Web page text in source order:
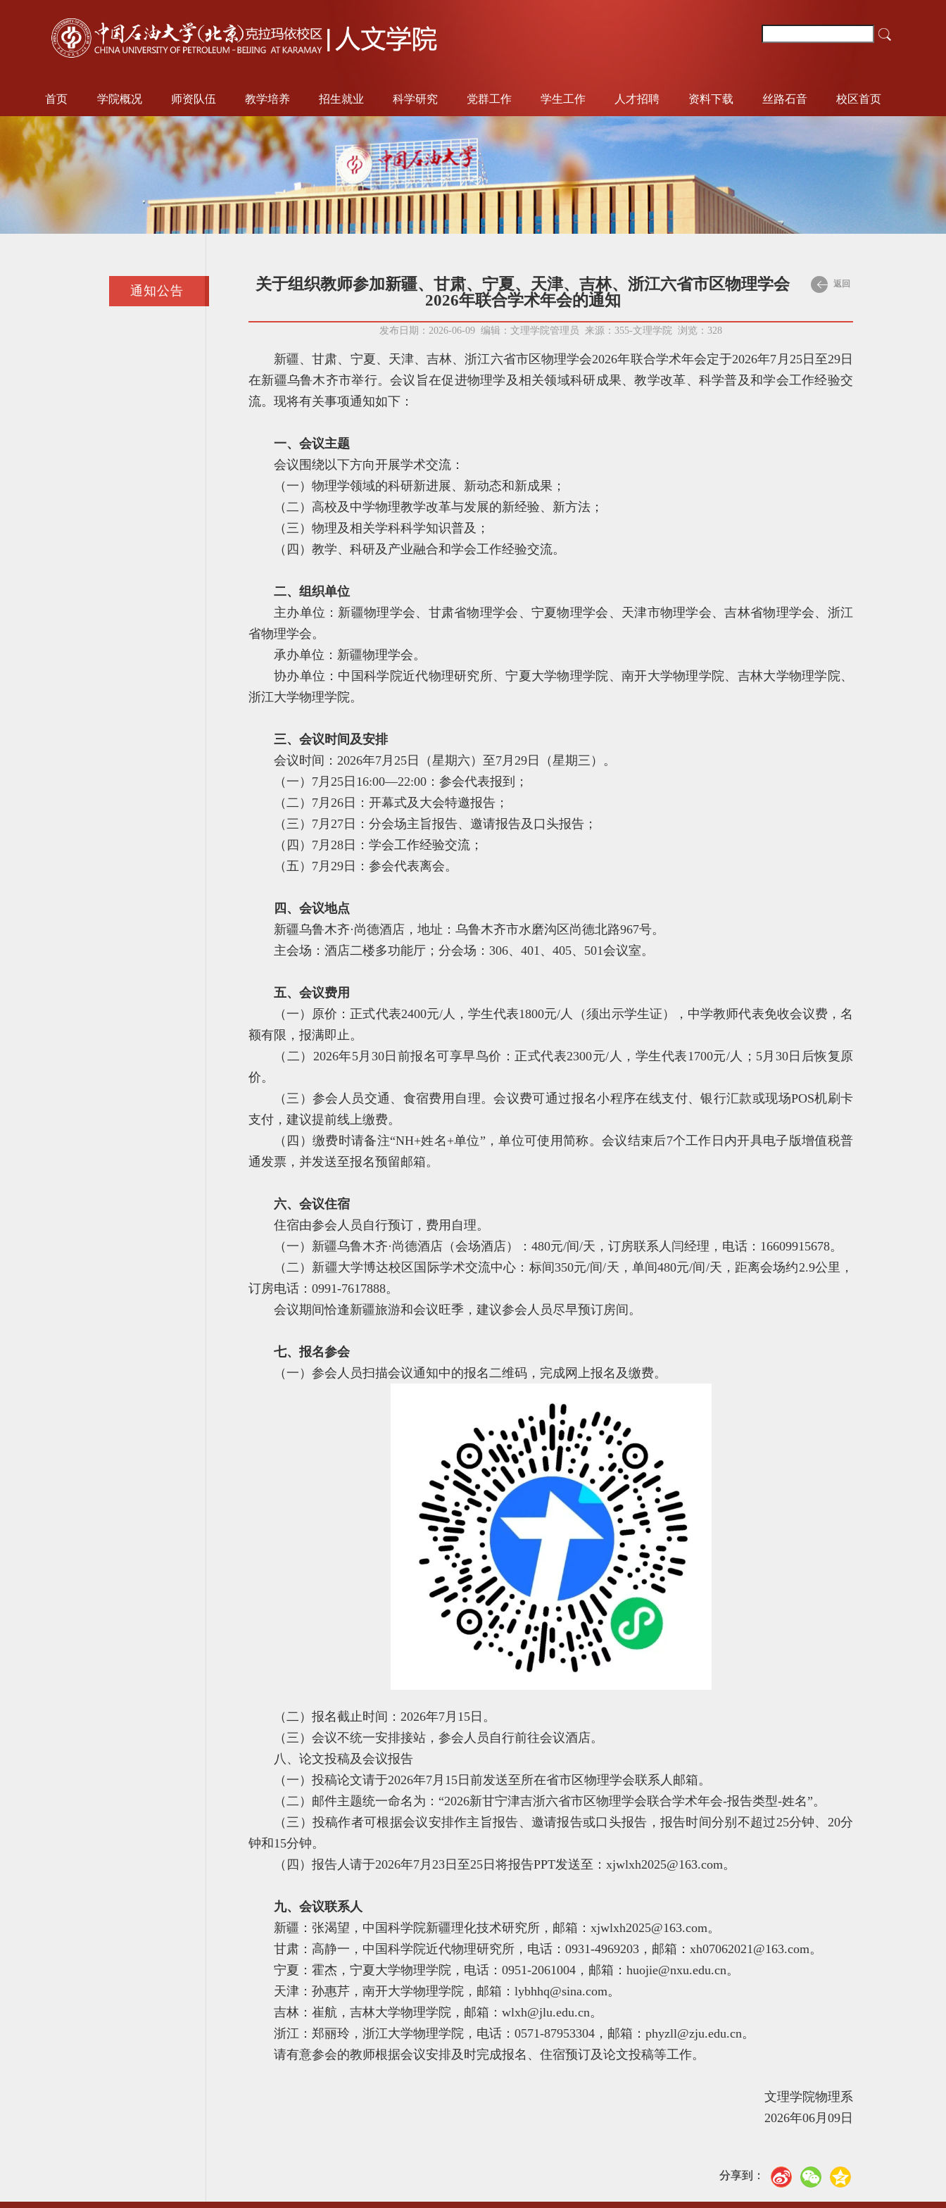
首页 学院概况 师资队伍 教学培养 招生就业 科学研究 党群工作 学生工作 人才招聘 资料下载 丝路石音 校区首页
通知公告
关于组织教师参加新疆、甘肃、宁夏、天津、吉林、浙江六省市区物理学会
2026年联合学术年会的通知
返回
发布日期：2026-06-09 编辑：文理学院管理员 来源：355-文理学院 浏览： 328
新疆、甘肃、宁夏、天津、吉林、浙江六省市区物理学会2026年联合学术年会定于2026年7月25日至29日
在新疆乌鲁木齐市举行。会议旨在促进物理学及相关领域科研成果、教学改革、科学普及和学会工作经验交
流。现将有关事项通知如下：
一、会议主题
会议围绕以下方向开展学术交流：
（一）物理学领域的科研新进展、新动态和新成果；
（二）高校及中学物理教学改革与发展的新经验、新方法；
（三）物理及相关学科科学知识普及；
（四）教学、科研及产业融合和学会工作经验交流。
二、组织单位
主办单位：新疆物理学会、甘肃省物理学会、宁夏物理学会、天津市物理学会、吉林省物理学会、浙江
省物理学会。
承办单位：新疆物理学会。
协办单位：中国科学院近代物理研究所、宁夏大学物理学院、南开大学物理学院、吉林大学物理学院、
浙江大学物理学院。
三、会议时间及安排
会议时间：2026年7月25日（星期六）至7月29日（星期三）。
（一）7月25日16:00—22:00：参会代表报到；
（二）7月26日：开幕式及大会特邀报告；
（三）7月27日：分会场主旨报告、邀请报告及口头报告；
（四）7月28日：学会工作经验交流；
（五）7月29日：参会代表离会。
四、会议地点
新疆乌鲁木齐·尚德酒店，地址：乌鲁木齐市水磨沟区尚德北路967号。
主会场：酒店二楼多功能厅；分会场：306、401、405、501会议室。
五、会议费用
（一）原价：正式代表2400元/人，学生代表1800元/人（须出示学生证），中学教师代表免收会议费，名
额有限，报满即止。
（二）2026年5月30日前报名可享早鸟价：正式代表2300元/人，学生代表1700元/人；5月30日后恢复原
价。
（三）参会人员交通、食宿费用自理。会议费可通过报名小程序在线支付、银行汇款或现场POS机刷卡
支付，建议提前线上缴费。
（四）缴费时请备注“NH+姓名+单位”，单位可使用简称。会议结束后7个工作日内开具电子版增值税普
通发票，并发送至报名预留邮箱。
六、会议住宿
住宿由参会人员自行预订，费用自理。
（一）新疆乌鲁木齐·尚德酒店（会场酒店）：480元/间/天，订房联系人闫经理，电话：16609915678。
（二）新疆大学博达校区国际学术交流中心：标间350元/间/天，单间480元/间/天，距离会场约2.9公里，
订房电话：0991-7617888。
会议期间恰逢新疆旅游和会议旺季，建议参会人员尽早预订房间。
七、报名参会
（一）参会人员扫描会议通知中的报名二维码，完成网上报名及缴费。
（二）报名截止时间：2026年7月15日。
（三）会议不统一安排接站，参会人员自行前往会议酒店。
八、论文投稿及会议报告
（一）投稿论文请于2026年7月15日前发送至所在省市区物理学会联系人邮箱。
（二）邮件主题统一命名为：“2026新甘宁津吉浙六省市区物理学会联合学术年会-报告类型-姓名”。
（三）投稿作者可根据会议安排作主旨报告、邀请报告或口头报告，报告时间分别不超过25分钟、20分
钟和15分钟。
（四）报告人请于2026年7月23日至25日将报告PPT发送至：xjwlxh2025@163.com。
九、会议联系人
新疆：张渴望，中国科学院新疆理化技术研究所，邮箱：xjwlxh2025@163.com。
甘肃：高静一，中国科学院近代物理研究所，电话：0931-4969203，邮箱：xh07062021@163.com。
宁夏：霍杰，宁夏大学物理学院，电话：0951-2061004，邮箱：huojie@nxu.edu.cn。
天津：孙惠芹，南开大学物理学院，邮箱：lybhhq@sina.com。
吉林：崔航，吉林大学物理学院，邮箱：wlxh@jlu.edu.cn。
浙江：郑丽玲，浙江大学物理学院，电话：0571-87953304，邮箱：phyzll@zju.edu.cn。
请有意参会的教师根据会议安排及时完成报名、住宿预订及论文投稿等工作。
文理学院物理系
2026年06月09日
分享到：